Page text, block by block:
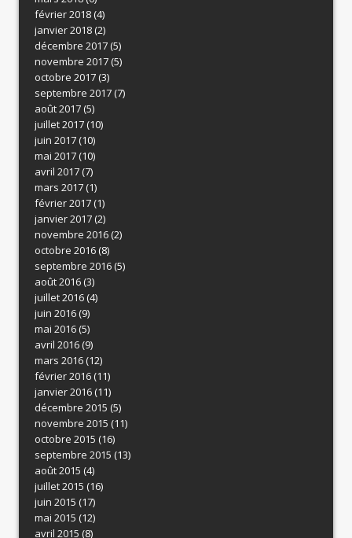
février 2018(4)
janvier 2018(2)
décembre 2017(5)
novembre 2017(5)
octobre 2017(3)
septembre 2017(7)
août 2017(5)
juillet 2017(10)
juin 2017(10)
mai 2017(10)
avril 2017(7)
mars 2017(1)
février 2017(1)
janvier 2017(2)
novembre 2016(2)
octobre 2016(8)
septembre 2016(5)
août 2016(3)
juillet 2016(4)
juin 2016(9)
mai 2016(5)
avril 2016(9)
mars 2016(12)
février 2016(11)
janvier 2016(11)
décembre 2015 (5)
novembre 2015 (11)
octobre 2015 (16)
septembre 2015 (13)
août 2015 (4)
juillet 2015 (16)
juin 2015 (17)
mai 2015 (12)
avril 2015 (8)